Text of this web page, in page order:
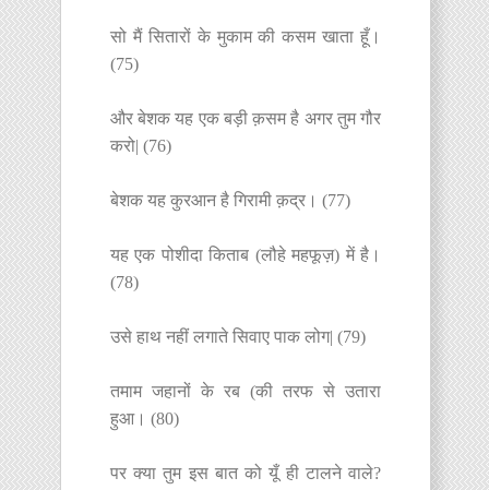
सो मैं सितारों के मुकाम की कसम खाता हूँ।
(75)
और बेशक यह एक बड़ी क़सम है अगर तुम गौर
करो| (76)
बेशक यह कुरआन है गिरामी क़द्र। (77)
यह एक पोशीदा किताब (लौहे महफूज़) में है।
(78)
उसे हाथ नहीं लगाते सिवाए पाक लोग| (79)
तमाम जहानों के रब (की तरफ से उतारा
हुआ। (80)
पर क्या तुम इस बात को यूँ ही टालने वाले?